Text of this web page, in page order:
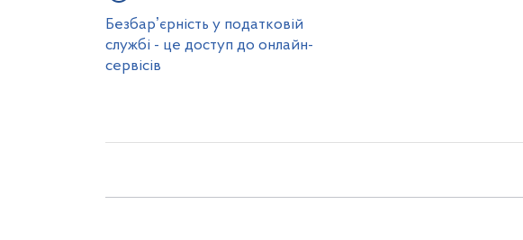
Безбарʼєрність у податковій
службі - це доступ до онлайн-
сервісів